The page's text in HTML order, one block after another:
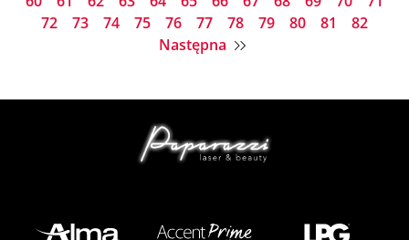
72
73 74 75 76 77 78 79 80 81
82
Następna